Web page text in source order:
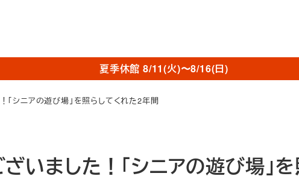
夏季休館 8/11(火)〜8/16(日)
「シニアの遊び場」を照らしてくれた2年間
いました！「シニアの遊び場」